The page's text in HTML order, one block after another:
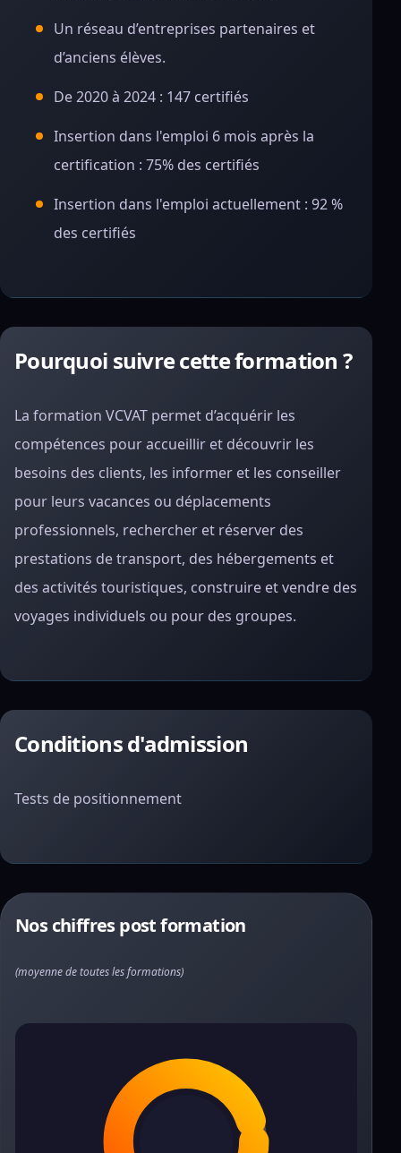
Un réseau d’entreprises partenaires et
d’anciens élèves.
De 2020 à 2024 : 147 certifiés
Insertion dans l'emploi 6 mois après la
certification : 75% des certifiés
Insertion dans l'emploi actuellement : 92 %
des certifiés
Pourquoi suivre cette formation ?
La formation VCVAT permet d’acquérir les
compétences pour accueillir et découvrir les
besoins des clients, les informer et les conseiller
pour leurs vacances ou déplacements
professionnels, rechercher et réserver des
prestations de transport, des hébergements et
des activités touristiques, construire et vendre des
voyages individuels ou pour des groupes.
Conditions d'admission
Tests de positionnement
Nos chiffres post formation
(moyenne de toutes les formations)